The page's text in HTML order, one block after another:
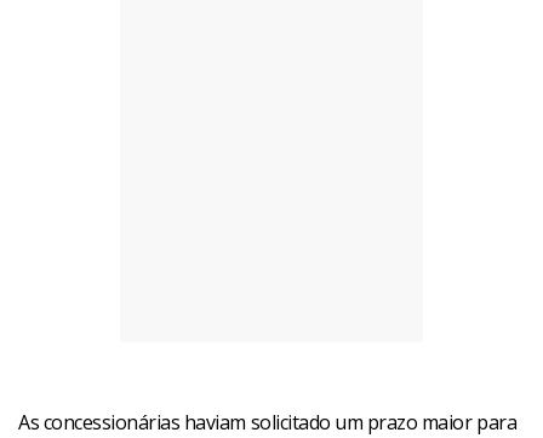
As concessionárias haviam solicitado um prazo maior para